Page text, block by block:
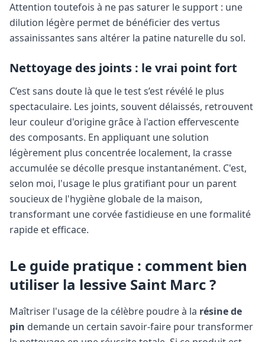
Attention toutefois à ne pas saturer le support : une
dilution légère permet de bénéficier des vertus
assainissantes sans altérer la patine naturelle du sol.
Nettoyage des joints : le vrai point fort
C’est sans doute là que le test s’est révélé le plus
spectaculaire. Les joints, souvent délaissés, retrouvent
leur couleur d'origine grâce à l'action effervescente
des composants. En appliquant une solution
légèrement plus concentrée localement, la crasse
accumulée se décolle presque instantanément. C'est,
selon moi, l'usage le plus gratifiant pour un parent
soucieux de l'hygiène globale de la maison,
transformant une corvée fastidieuse en une formalité
rapide et efficace.
Le guide pratique : comment bien
utiliser la lessive Saint Marc ?
Maîtriser l'usage de la célèbre poudre à la résine de
pin demande un certain savoir-faire pour transformer